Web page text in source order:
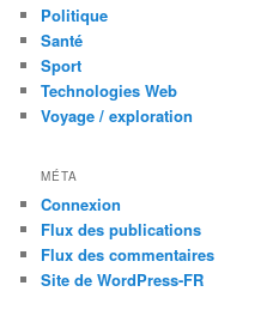
Politique
Santé
Sport
Technologies Web
Voyage / exploration
MÉTA
Connexion
Flux des publications
Flux des commentaires
Site de WordPress-FR